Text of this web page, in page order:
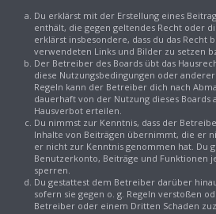
Du erklärst mit der Erstellung eines
enthält, die gegen geltendes Recht oder
erklärst insbesondere, dass du das Recht
verwendeten Links und Bilder zu setzen
Der Betreiber des Boards übt das
diese Nutzungsbedingungen oder
Regeln kann der Betreiber dich nach
dauerhaft von der Nutzung dieses Boards
Hausverbot erteilen.
Du nimmst zur Kenntnis, dass der
Inhalte von Beiträgen übernimmt, die er
er nicht zur Kenntnis genommen hat. Du
Benutzerkonto, Beiträge und Funktionen
sperren.
Du gestattest dem Betreiber darüber
sofern sie gegen o. g. Regeln verstoßen
Betreiber oder einem Dritten Schaden